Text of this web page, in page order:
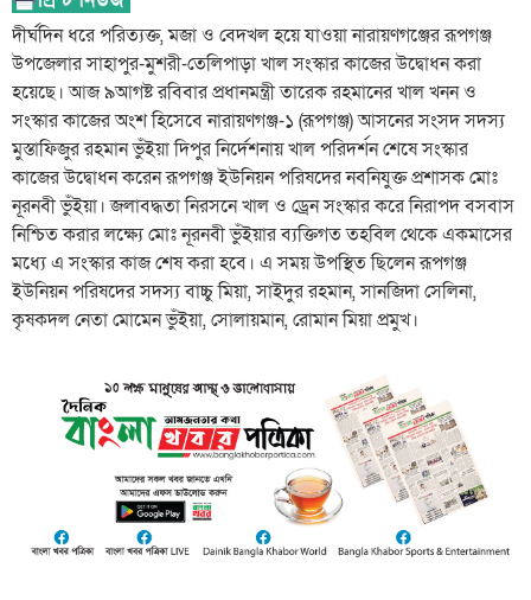
দীর্ঘদিন ধরে পরিত্যক্ত, মজা ও বেদখল হয়ে যাওয়া নারায়ণগঞ্জের রূপগঞ্জ
উপজেলার সাহাপুর-মুশরী-তেলিপাড়া খাল সংস্কার কাজের উদ্বোধন করা
হয়েছে। আজ ৯আগষ্ট রবিবার প্রধানমন্ত্রী তারেক রহমানের খাল খনন ও
সংস্কার কাজের অংশ হিসেবে নারায়ণগঞ্জ-১ (রূপগঞ্জ) আসনের সংসদ সদস্য
মুস্তাফিজুর রহমান ভুঁইয়া দিপুর নির্দেশনায় খাল পরিদর্শন শেষে সংস্কার
কাজের উদ্বোধন করেন রূপগঞ্জ ইউনিয়ন পরিষদের নবনিযুক্ত প্রশাসক মোঃ
নূরনবী ভুঁইয়া। জলাবদ্ধতা নিরসনে খাল ও ড্রেন সংস্কার করে নিরাপদ বসবাস
নিশ্চিত করার লক্ষ্যে মোঃ নূরনবী ভুঁইয়ার ব্যক্তিগত তহবিল থেকে একমাসের
মধ্যে এ সংস্কার কাজ শেষ করা হবে। এ সময় উপস্থিত ছিলেন রূপগঞ্জ
ইউনিয়ন পরিষদের সদস্য বাচ্চু মিয়া, সাইদুর রহমান, সানজিদা সেলিনা,
কৃষকদল নেতা মোমেন ভুঁইয়া, সোলায়মান, রোমান মিয়া প্রমুখ।